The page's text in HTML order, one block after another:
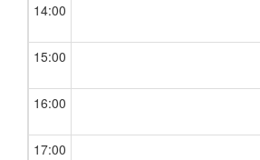
14:00
15:00
16:00
17:00